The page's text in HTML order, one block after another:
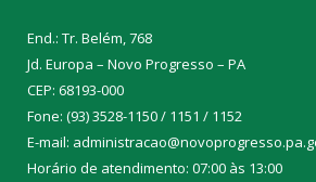
End.: Tr. Belém, 768
Jd. Europa – Novo Progresso – PA
CEP: 68193-000
Fone: (93) 3528-1150 / 1151 / 1152
E-mail:
Horário de atendimento: 07:00 às 13:00